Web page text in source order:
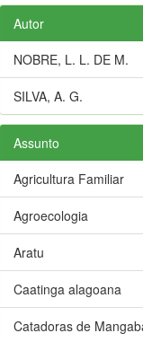
Autor
NOBRE, L. L. DE M.
SILVA, A. G.
Assunto
Agricultura Familiar
Agroecologia
Aratu
Caatinga alagoana
Catadoras de